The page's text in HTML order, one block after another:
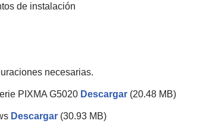
de instalación
necesarias.
PIXMA G5020 Descargar (20.48 MB)
Descargar (30.93 MB)